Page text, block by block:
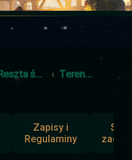
Reszta świata Tereny poza Cross City
Zapisy i
Regulaminy